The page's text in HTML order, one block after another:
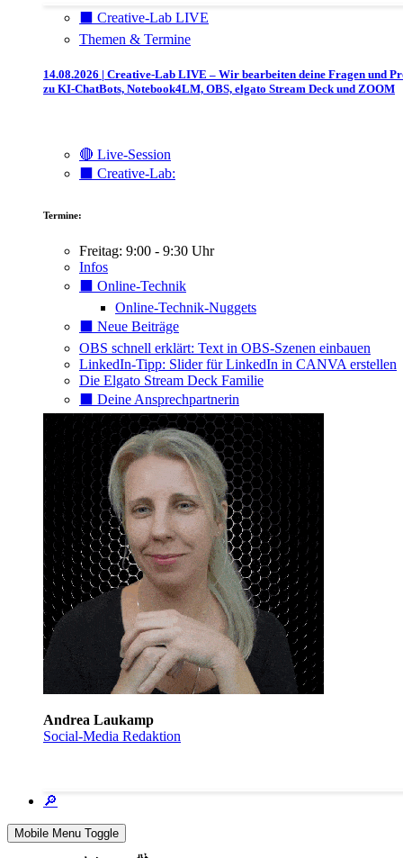
⬛️ Creative-Lab LIVE
Themen & Termine
14.08.2026 | Creative-Lab LIVE – Wir bearbeiten deine Fragen und
zu KI-ChatBots, Notebook4LM, OBS, elgato Stream Deck und ZOOM
🔴 Live-Session
⬛️ Creative-Lab:
Termine:
Freitag: 9:00 - 9:30 Uhr
Infos
⬛️ Online-Technik
Online-Technik-Nuggets
⬛️ Neue Beiträge
OBS schnell erklärt: Text in OBS-Szenen einbauen
LinkedIn-Tipp: Slider für LinkedIn in CANVA erstellen
Die Elgato Stream Deck Familie
⬛️ Deine Ansprechpartnerin
Andrea Laukamp
Social-Media Redaktion
🔎
Mobile Menu Toggle